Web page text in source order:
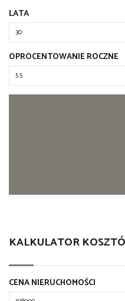
LATA
OPROCENTOWANIE ROCZNE
KALKULATOR
CENA NIERUCHOMOŚCI